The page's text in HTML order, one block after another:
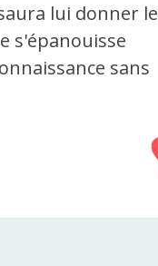
lui donner le
s'épanouisse
sans